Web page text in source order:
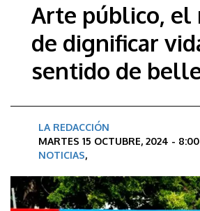
Arte público, el
de dignificar
sentido de
LA REDACCIÓN
MARTES 15 OCTUBRE, 2024 -
NOTICIAS,